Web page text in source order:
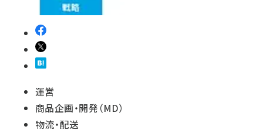
運営
商品企画・開発（MD）
物流・配送